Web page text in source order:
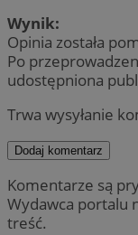
Wynik:
Opinia została
Po
udostępniona
Trwa wysyłanie
Dodaj komentarz
Komentarze są
Wydawca portalu
treść.